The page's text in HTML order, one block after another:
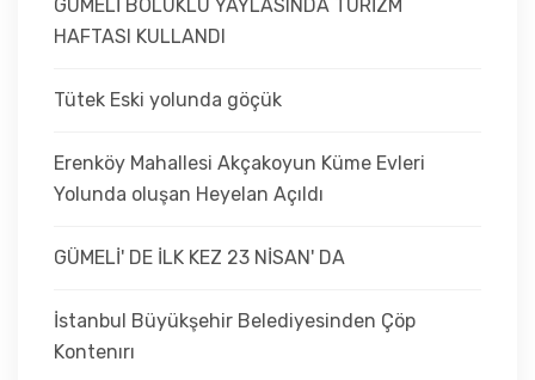
GÜMELİ BÖLÜKLÜ YAYLASINDA TURİZM
HAFTASI KULLANDI
Tütek Eski yolunda göçük
Erenköy Mahallesi Akçakoyun Küme Evleri
Yolunda oluşan Heyelan Açıldı
GÜMELİ' DE İLK KEZ 23 NİSAN' DA
İstanbul Büyükşehir Belediyesinden Çöp
Kontenırı